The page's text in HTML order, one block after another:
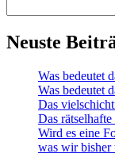
Neuste
Was bedeutet
Was bedeutet
Das
Das
Wird es eine
was wir bisher